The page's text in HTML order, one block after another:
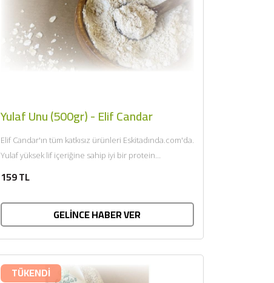
Yulaf Unu (500gr) - Elif Candar
Elif Candar'ın tüm katkısız ürünleri Eskitadında.com'da.
Yulaf yüksek lif içeriğine sahip iyi bir protein
159 TL
GELİNCE HABER VER
TÜKENDİ